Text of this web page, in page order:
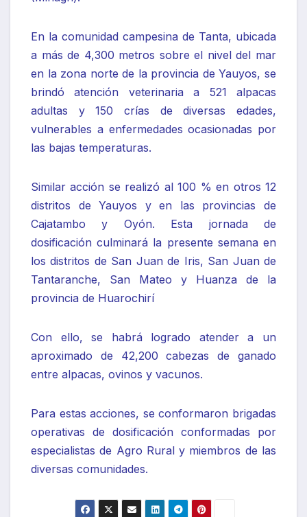
En la comunidad campesina de Tanta, ubicada
a más de 4,300 metros sobre el nivel del mar
en la zona norte de la provincia de Yauyos, se
brindó atención veterinaria a 521 alpacas
adultas y 150 crías de diversas edades,
vulnerables a enfermedades ocasionadas por
las bajas temperaturas.
Similar acción se realizó al 100 % en otros 12
distritos de Yauyos y en las provincias de
Cajatambo y Oyón. Esta jornada de
dosificación culminará la presente semana en
los distritos de San Juan de Iris, San Juan de
Tantaranche, San Mateo y Huanza de la
provincia de Huarochirí
Con ello, se habrá logrado atender a un
aproximado de 42,200 cabezas de ganado
entre alpacas, ovinos y vacunos.
Para estas acciones, se conformaron brigadas
operativas de dosificación conformadas por
especialistas de Agro Rural y miembros de las
diversas comunidades.